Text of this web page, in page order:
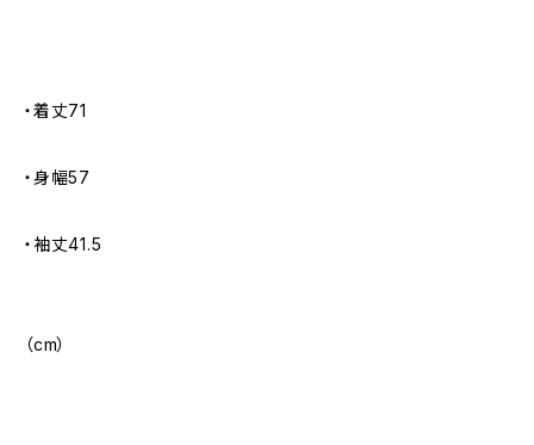
・着丈71
・身幅57
・袖丈41.5
（cm）